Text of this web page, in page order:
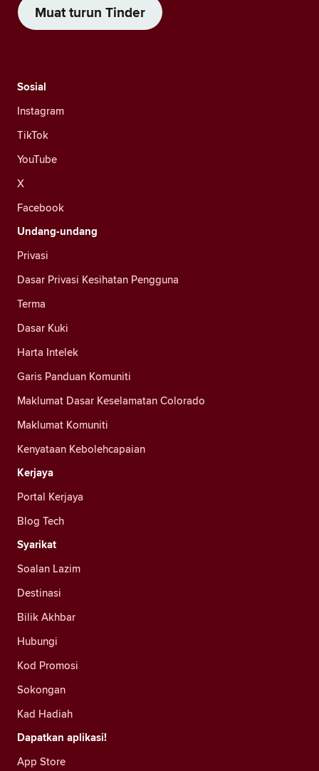
Muat turun Tinder
Sosial
Instagram
TikTok
YouTube
X
Facebook
Undang-undang
Privasi
Dasar Privasi Kesihatan Pengguna
Terma
Dasar Kuki
Harta Intelek
Garis Panduan Komuniti
Maklumat Dasar Keselamatan Colorado
Maklumat Komuniti
Kenyataan Kebolehcapaian
Kerjaya
Portal Kerjaya
Blog Tech
Syarikat
Soalan Lazim
Destinasi
Bilik Akhbar
Hubungi
Kod Promosi
Sokongan
Kad Hadiah
Dapatkan aplikasi!
App Store